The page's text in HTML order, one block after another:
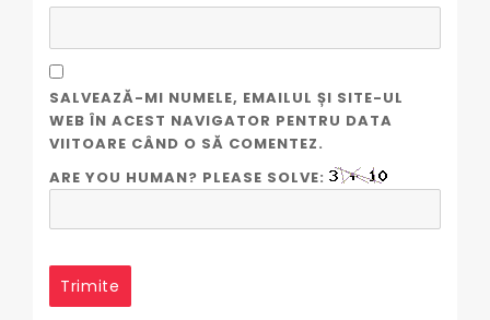
SALVEAZĂ-MI NUMELE, EMAILUL ȘI SITE-UL
WEB ÎN ACEST NAVIGATOR PENTRU DATA
VIITOARE CÂND O SĂ COMENTEZ.
ARE YOU HUMAN? PLEASE SOLVE: